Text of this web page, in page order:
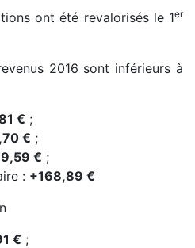
ont été revalorisés le 1er
2016 sont inférieurs à
€ ;
€ ;
€ ;
: +168,89 €
€ ;